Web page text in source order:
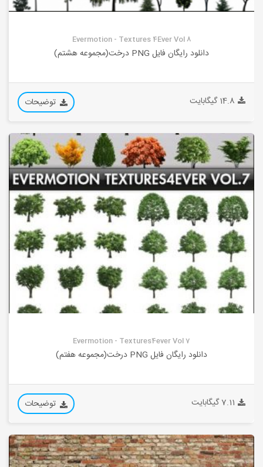
Evermotion - Textures 4Ever Vol 8
دانلود رایگان فایل PNG درخت(مجموعه هشتم)
14.8 گیگابایت توضیحات
Evermotion - Textures4ever Vol 7
دانلود رایگان فایل PNG درخت(مجموعه هفتم)
7.11 گیگابایت توضیحات